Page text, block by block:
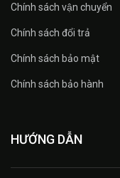
Chính sách vận chuyển
Chính sách đổi trả
Chính sách bảo mật
Chính sách bảo hành
HƯỚNG DẪN